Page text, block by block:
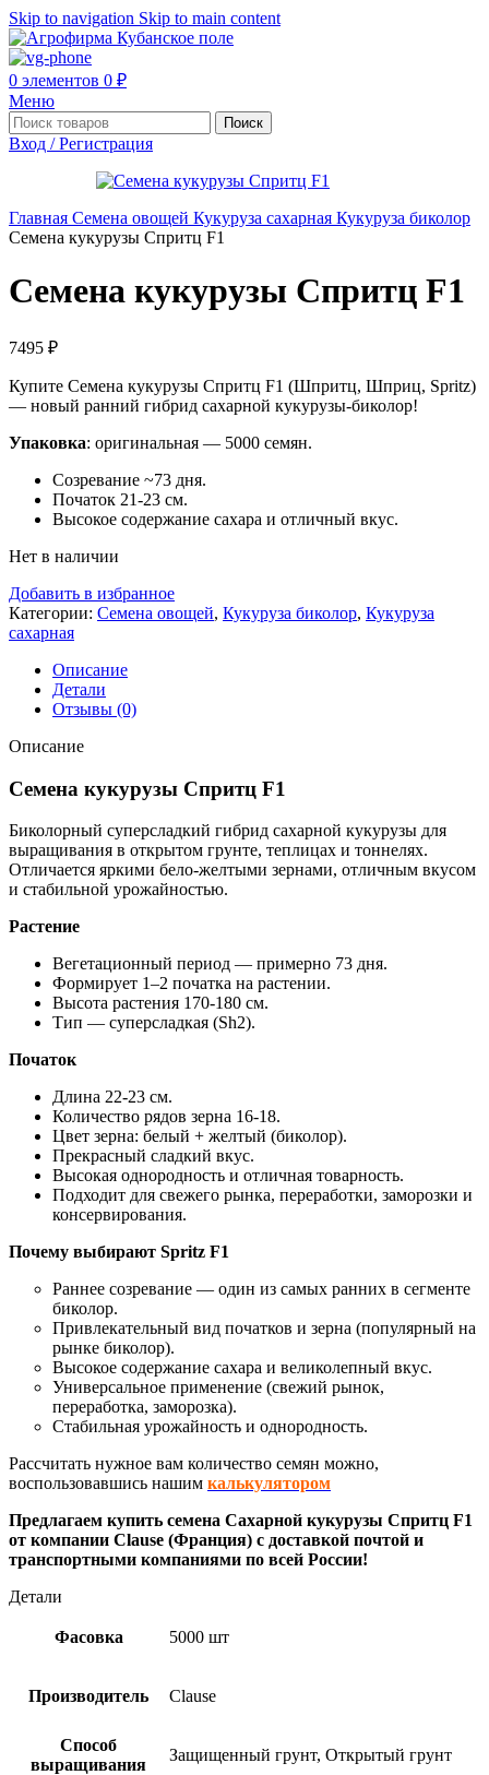
Skip to navigation Skip to main content
0 элементов 0 ₽
Меню
Поиск
Вход / Регистрация
Главная Семена овощей Кукуруза сахарная Кукуруза биколор
Семена кукурузы Спритц F1
Семена кукурузы Спритц F1
7495 ₽
Купите Семена кукурузы Спритц F1 (Шпритц, Шприц, Spritz)
— новый ранний гибрид сахарной кукурузы-биколор!
Упаковка: оригинальная — 5000 семян.
Созревание ~73 дня.
Початок 21-23 см.
Высокое содержание сахара и отличный вкус.
Нет в наличии
Добавить в избранное
Категории: Семена овощей, Кукуруза биколор, Кукуруза
сахарная
Описание
Детали
Отзывы (0)
Описание
Семена кукурузы Спритц F1
Биколорный суперсладкий гибрид сахарной кукурузы для
выращивания в открытом грунте, теплицах и тоннелях.
Отличается яркими бело-желтыми зернами, отличным вкусом
и стабильной урожайностью.
Растение
Вегетационный период — примерно 73 дня.
Формирует 1–2 початка на растении.
Высота растения 170-180 см.
Тип — суперсладкая (Sh2).
Початок
Длина 22-23 см.
Количество рядов зерна 16-18.
Цвет зерна: белый + желтый (биколор).
Прекрасный сладкий вкус.
Высокая однородность и отличная товарность.
Подходит для свежего рынка, переработки, заморозки и
консервирования.
Почему выбирают Spritz F1
Раннее созревание — один из самых ранних в сегменте
биколор.
Привлекательный вид початков и зерна (популярный на
рынке биколор).
Высокое содержание сахара и великолепный вкус.
Универсальное применение (свежий рынок,
переработка, заморозка).
Стабильная урожайность и однородность.
Рассчитать нужное вам количество семян можно,
воспользовавшись нашим калькулятором
Предлагаем купить семена Сахарной кукурузы Спритц F1
от компании Clause (Франция) с доставкой почтой и
транспортными компаниями по всей России!
Детали
Фасовка 5000 шт
Производитель Clause
Способ
выращивания
Защищенный грунт, Открытый грунт